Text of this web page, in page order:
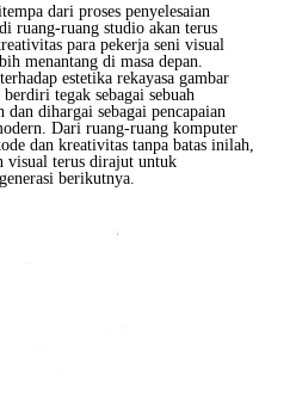
dari proses penyelesaian
ruang-ruang studio akan terus
para pekerja seni visual
menantang di masa depan.
estetika rekayasa gambar
tegak sebagai sebuah
dihargai sebagai pencapaian
Dari ruang-ruang komputer
dan kreativitas tanpa batas inilah,
visual terus dirajut untuk
berikutnya.